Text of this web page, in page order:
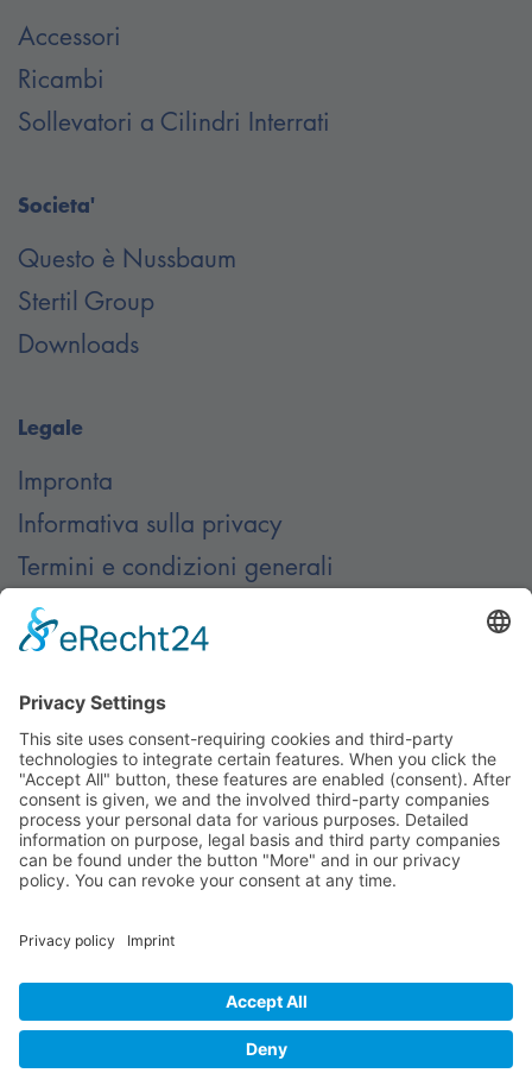
Accessori
Ricambi
Sollevatori a Cilindri Interrati
Societa'
Questo è Nussbaum
Stertil Group
Downloads
Legale
Impronta
Informativa sulla privacy
Termini e condizioni generali
Contatto
Contatti
© Nussbaum Automotive Lifts GmbH - Alle Rechte
vorbehalten.